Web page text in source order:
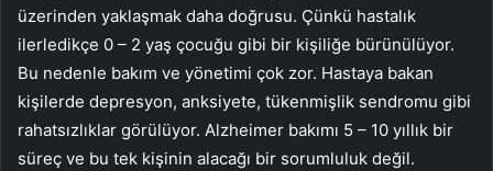
üzerinden yaklaşmak daha doğrusu. Çünkü hastalık
ilerledikçe 0 – 2 yaş çocuğu gibi bir kişiliğe bürünülüyor.
Bu nedenle bakım ve yönetimi çok zor. Hastaya bakan
kişilerde depresyon, anksiyete, tükenmişlik sendromu gibi
rahatsızlıklar görülüyor. Alzheimer bakımı 5 – 10 yıllık bir
süreç ve bu tek kişinin alacağı bir sorumluluk değil.